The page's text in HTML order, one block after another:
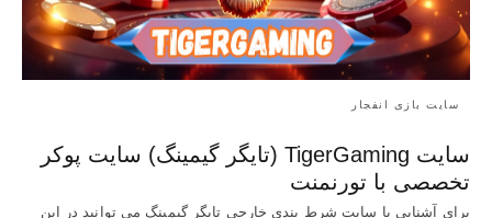
سایت بازی انفجار
سایت TigerGaming (تایگر گیمینگ) سایت پوکر
تخصصی با تورنمنت
برای آشنایی با سایت شرط بندی خارجی تایگر گیمینگ می توانید در این